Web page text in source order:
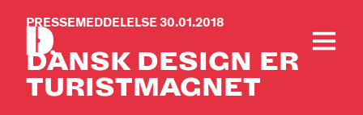
PRESSEMEDDELELSE 30.01.2018
DANSK DESIGN ER
TURISTMAGNET